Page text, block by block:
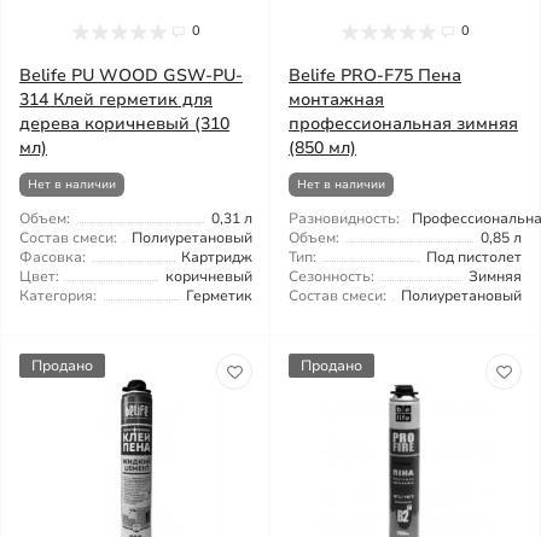
0
Belife PU WOOD GSW-PU-
314 Клей герметик для
дерева коричневый (310
мл)
Нет в наличии
Объем:
0,31 л
Состав смеси:
Полиуретановый
Фасовка:
Картридж
Цвет:
коричневый
Категория:
Герметик
0
Belife PRO-F75 Пена
монтажная
профессиональная зимняя
(850 мл)
Нет в наличии
Разновидность:
Объем:
0,85 л
Тип:
Под пистолет
Сезонность:
Зимняя
Состав смеси:
Полиуретановый
Продано Продано